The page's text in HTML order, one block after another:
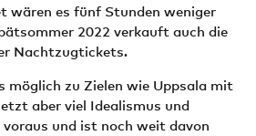
wären es fünf Stunden weniger
2022 verkauft auch die
Nachtzug­tickets.
möglich zu Zielen wie Uppsala mit
aber viel Idealismus und
und ist noch weit davon